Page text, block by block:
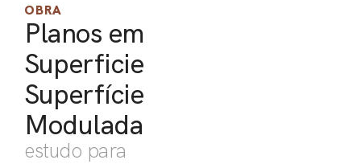
OBRA
Planos em
Superficie
Superfície
Modulada
estudo para